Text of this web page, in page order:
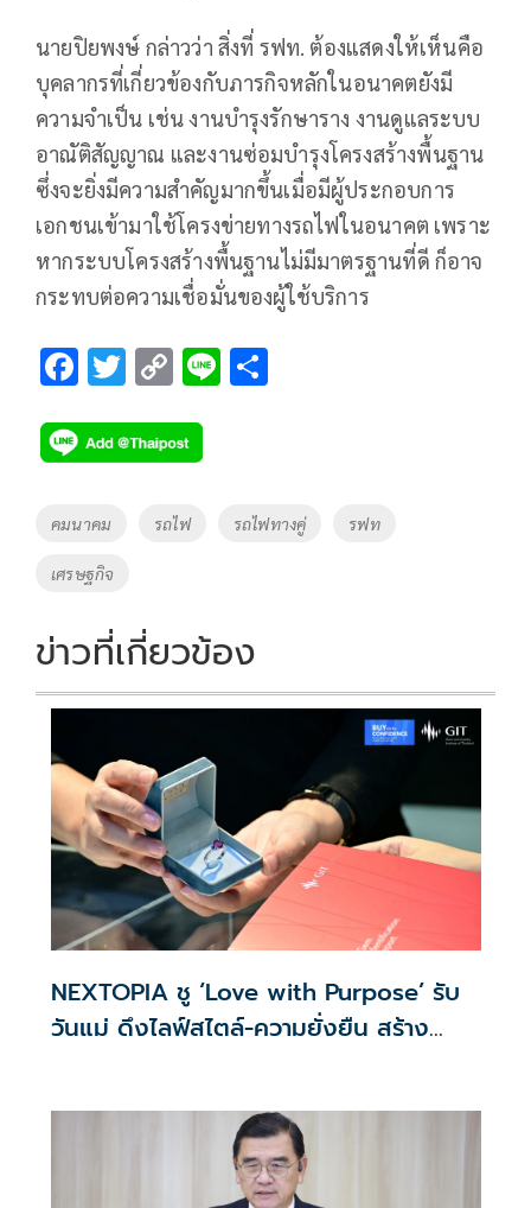
นายปิยพงษ์ กล่าวว่า สิ่งที่ รฟท. ต้องแสดงให้เห็นคือ
บุคลากรที่เกี่ยวข้องกับภารกิจหลักในอนาคตยังมี
ความจำเป็น เช่น งานบำรุงรักษาราง งานดูแลระบบ
อาณัติสัญญาณ และงานซ่อมบำรุงโครงสร้างพื้นฐาน
ซึ่งจะยิ่งมีความสำคัญมากขึ้นเมื่อมีผู้ประกอบการ
เอกชนเข้ามาใช้โครงข่ายทางรถไฟในอนาคต เพราะ
หากระบบโครงสร้างพื้นฐานไม่มีมาตรฐานที่ดี ก็อาจ
กระทบต่อความเชื่อมั่นของผู้ใช้บริการ
F
e
b
o
o
k
T
tt
er
C
p
y
Li
Li
Tags
คมนาคม รถไฟ รถไฟทางคู่ รฟท
เศรษฐกิจ
ข่าวที่เกี่ยวข้อง
NEXTOPIA ชู ‘Love with Purpose’ รับ
วันแม่ ดึงไลฟ์สไตล์-ความยั่งยืน สร้าง